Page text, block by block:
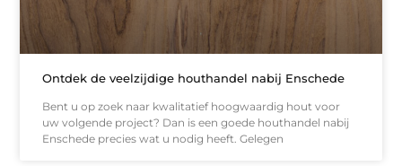
Ontdek de veelzijdige houthandel nabij Enschede
Bent u op zoek naar kwalitatief hoogwaardig hout voor
uw volgende project? Dan is een goede houthandel nabij
Enschede precies wat u nodig heeft. Gelegen